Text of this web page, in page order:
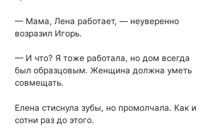
— Мама, Лена работает, — неуверенно
возразил Игорь.
— И что? Я тоже работала, но дом всегда
был образцовым. Женщина должна уметь
совмещать.
Елена стиснула зубы, но промолчала. Как и
сотни раз до этого.